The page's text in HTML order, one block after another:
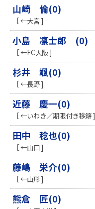
山崎 倫(0)
［ ←大宮 ]
小島 凛士郎 (0)
［ ←FC大阪 ]
杉井 颯(0)
［ ←長野 ]
近藤 慶一(0)
［ ←いわき／期限付き移籍 ]
田中 稔也(0)
［ ←山口 ]
藤嶋 栄介(0)
［ ←山形 ]
熊倉 匠(0)